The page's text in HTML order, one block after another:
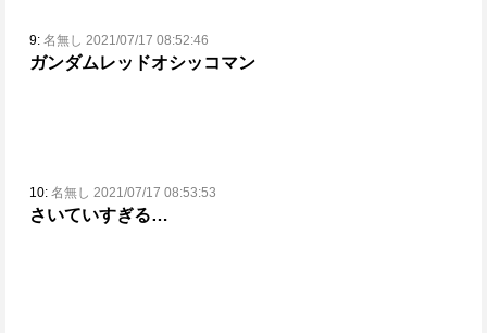
9: 名無し 2021/07/17 08:52:46
ガンダムレッドオシッコマン
10: 名無し 2021/07/17 08:53:53
さいていすぎる…